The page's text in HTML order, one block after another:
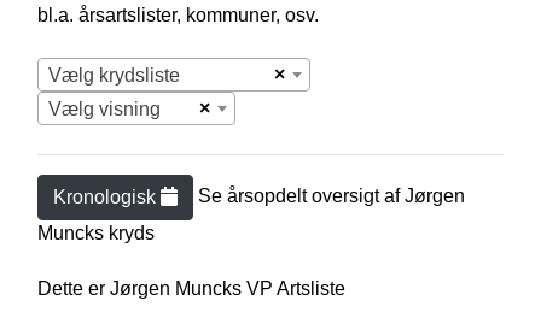
bl.a. årsartslister, kommuner, osv.
×
Vælg krydsliste
×
Vælg visning
Kronologisk Se årsopdelt oversigt afJørgen
Muncks kryds
Dette er Jørgen Muncks VP Artsliste